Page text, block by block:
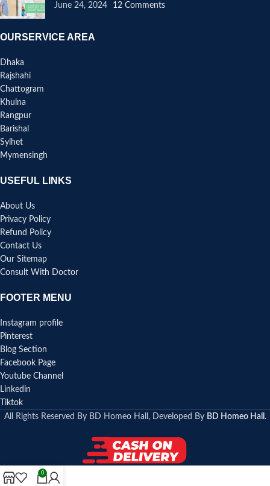
June 24, 2024 12 Comments
OURSERVICE AREA
Dhaka
Rajshahi
Chattogram
Khulna
Rangpur
Barishal
Sylhet
Mymensingh
USEFUL LINKS
About Us
Privacy Policy
Refund Policy
Contact Us
Our Sitemap
Consult With Doctor
FOOTER MENU
Instagram profile
Pinterest
Blog Section
Facebook Page
Youtube Channel
Linkedin
Tiktok
All Rights Reserved By BD Homeo Hall, Developed By BD Homeo Hall .
0